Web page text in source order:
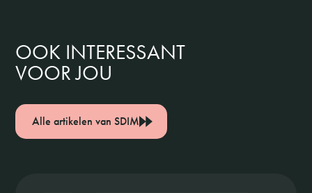
OOK INTERESSANT
VOOR JOU
Alle artikelen van SDIM